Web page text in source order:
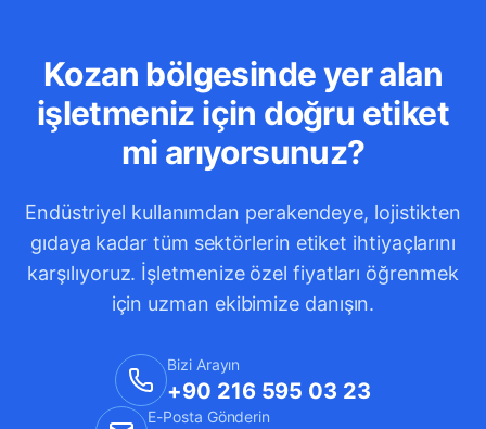
Kozan bölgesinde yer alan
işletmeniz için doğru etiket
mi arıyorsunuz?
Endüstriyel kullanımdan perakendeye, lojistikten
gıdaya kadar tüm sektörlerin etiket ihtiyaçlarını
karşılıyoruz. İşletmenize özel fiyatları öğrenmek
için uzman ekibimize danışın.
Bizi Arayın
+90 216 595 03 23
E-Posta Gönderin